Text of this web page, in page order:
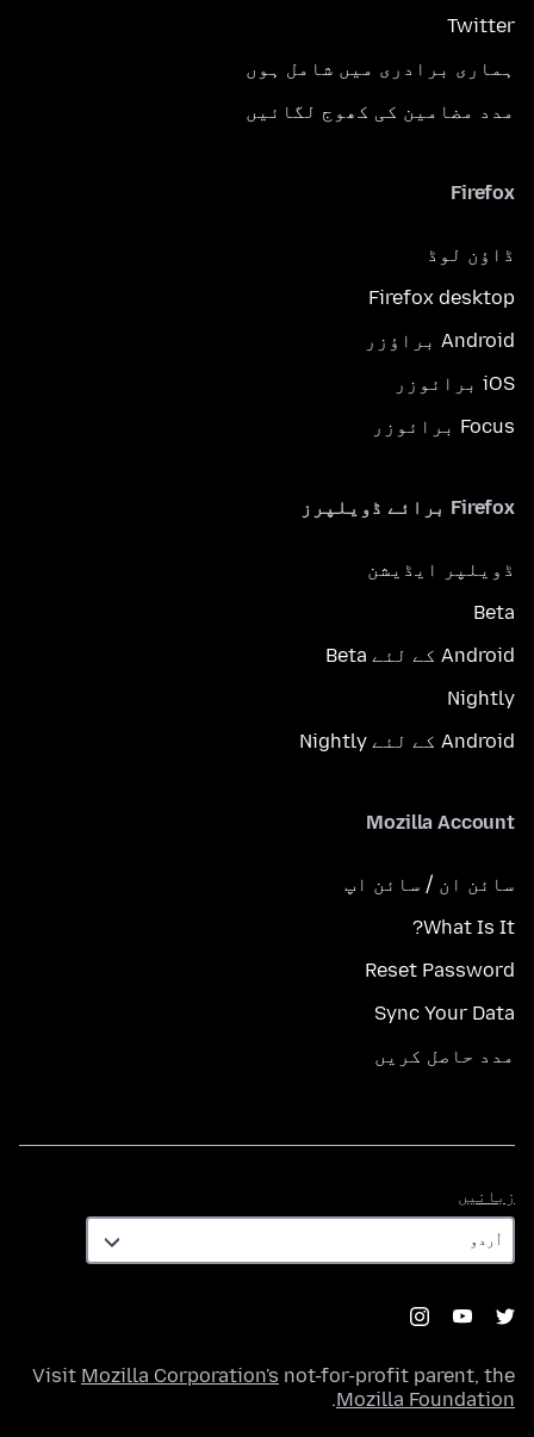
Twitter
ہماری برادری میں شامل ہوں
مدد مضامین کی کھوج لگائیں
Firefox
ڈاؤن لوڈ
Firefox desktop
Android براؤزر
iOS برائوزر
Focus برائوزر
Firefox برائے ڈویلپرز
ڈویلپر ایڈیشن
Beta
Android کے لئے Beta
Nightly
Android کے لئے Nightly
Mozilla Account
سائن ان / سائن اپ
What Is It?
Reset Password
Sync Your Data
مدد حاصل کریں
زبانیں
Visit Mozilla Corporation's not-for-profit parent, the
Mozilla Foundation
.